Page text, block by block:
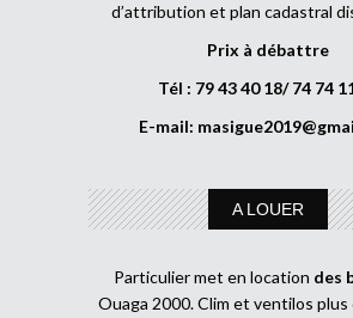
d’attribution et plan cadastral
Prix à débattre
Tél : 79 43 40 18/ 74 74
E-mail:
A LOUER
Particulier met en location des
Ouaga 2000. Clim et ventilos plus